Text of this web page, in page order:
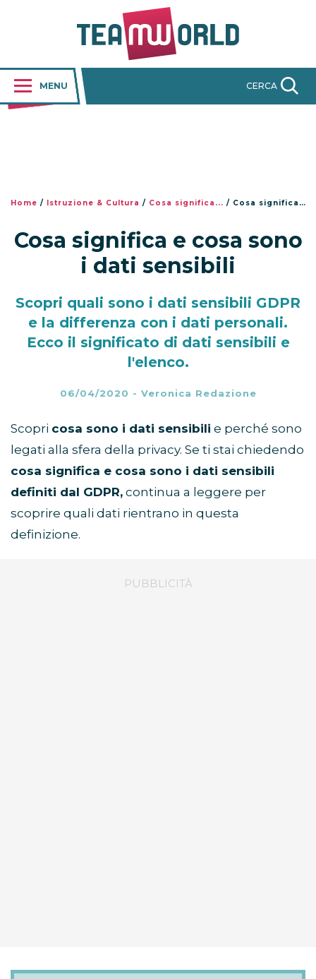
MENU CERCA
Home / Istruzione & Cultura / Cosa significa... / Cosa significa e cosa sono i dati sensibili
Cosa significa e cosa sono
i dati sensibili
Scopri quali sono i dati sensibili GDPR
e la differenza con i dati personali.
Ecco il significato di dati sensibili e
l'elenco.
06/04/2020 - Veronica Redazione
Scopri cosa sono i dati sensibili e perché sono
legati alla sfera della privacy. Se ti stai chiedendo
cosa significa e cosa sono i dati sensibili
definiti dal GDPR, continua a leggere per
scoprire quali dati rientrano in questa
definizione.